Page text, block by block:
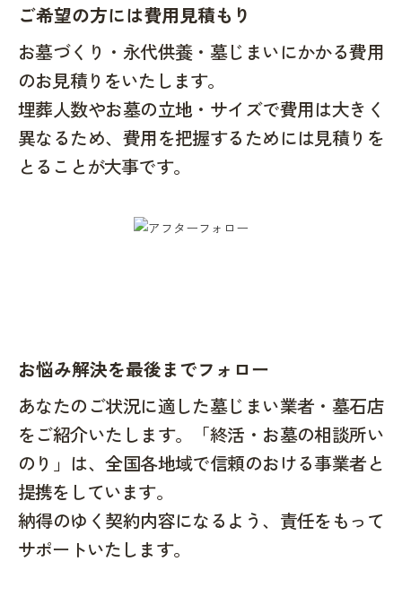
ご希望の方には費用見積もり
お墓づくり・永代供養・墓じまいにかかる費用
のお見積りをいたします。
埋葬人数やお墓の立地・サイズで費用は大きく
異なるため、費用を把握するためには見積りを
とることが大事です。
お悩み解決を最後までフォロー
あなたのご状況に適した墓じまい業者・墓石店
をご紹介いたします。「終活・お墓の相談所い
のり」は、全国各地域で信頼のおける事業者と
提携をしています。
納得のゆく契約内容になるよう、責任をもって
サポートいたします。